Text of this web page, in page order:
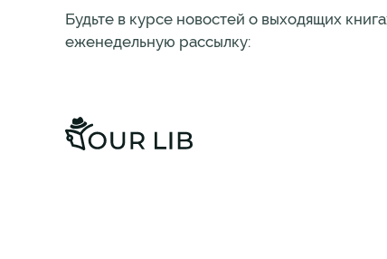
Будьте в курсе новостей о выходящих
еженедельную рассылку: